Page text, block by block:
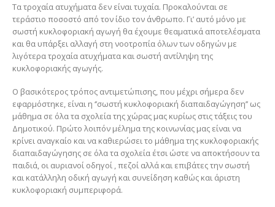
Τα τροχαία ατυχήματα δεν είναι τυχαία. Προκαλούνται σε
τεράστιο ποσοστό από τον ίδιο τον άνθρωπο. Γι’ αυτό μόνο με
σωστή κυκλοφοριακή αγωγή θα έχουμε θεαματικά αποτελέσματα
και θα υπάρξει αλλαγή στη νοοτροπία όλων των οδηγών με
λιγότερα τροχαία ατυχήματα και σωστή αντίληψη της
κυκλοφοριακής αγωγής.
Ο βασικότερος τρόπος αντιμετώπισης, που μέχρι σήμερα δεν
εφαρμόστηκε, είναι η ‘’σωστή κυκλοφοριακή διαπαιδαγώγηση’’ ως
μάθημα σε όλα τα σχολεία της χώρας μας κυρίως στις τάξεις του
Δημοτικού. Πρώτο λοιπόν μέλημα της κοινωνίας μας είναι να
κρίνει αναγκαίο και να καθιερώσει το μάθημα της κυκλοφοριακής
διαπαιδαγώγησης σε όλα τα σχολεία έτσι ώστε να αποκτήσουν τα
παιδιά, οι αυριανοί οδηγοί , πεζοί αλλά και επιβάτες την σωστή
και κατάλληλη οδική αγωγή και συνείδηση καθώς και άριστη
κυκλοφοριακή συμπεριφορά.